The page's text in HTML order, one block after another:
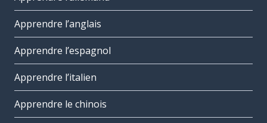
Apprendre l’anglais
Apprendre l’espagnol
Apprendre l’italien
Apprendre le chinois